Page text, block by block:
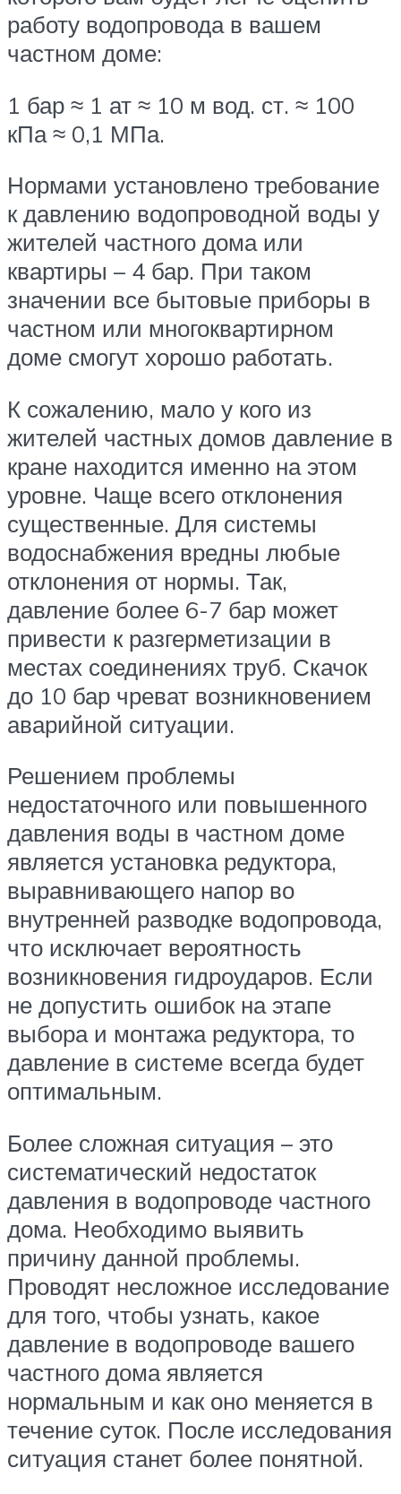
работу водопровода в вашем
частном доме:
1 бар ≈ 1 ат ≈ 10 м вод. ст. ≈ 100
кПа ≈ 0,1 МПа.
Нормами установлено требование
к давлению водопроводной воды у
жителей частного дома или
квартиры – 4 бар. При таком
значении все бытовые приборы в
частном или многоквартирном
доме смогут хорошо работать.
К сожалению, мало у кого из
жителей частных домов давление в
кране находится именно на этом
уровне. Чаще всего отклонения
существенные. Для системы
водоснабжения вредны любые
отклонения от нормы. Так,
давление более 6-7 бар может
привести к разгерметизации в
местах соединениях труб. Скачок
до 10 бар чреват возникновением
аварийной ситуации.
Решением проблемы
недостаточного или повышенного
давления воды в частном доме
является установка редуктора,
выравнивающего напор во
внутренней разводке водопровода,
что исключает вероятность
возникновения гидроударов. Если
не допустить ошибок на этапе
выбора и монтажа редуктора, то
давление в системе всегда будет
оптимальным.
Более сложная ситуация – это
систематический недостаток
давления в водопроводе частного
дома. Необходимо выявить
причину данной проблемы.
Проводят несложное исследование
для того, чтобы узнать, какое
давление в водопроводе вашего
частного дома является
нормальным и как оно меняется в
течение суток. После исследования
ситуация станет более понятной.